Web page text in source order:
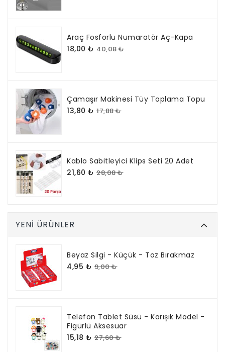
Araç Fosforlu Numaratör Aç-Kapa
18,00 ₺ 40,08 ₺
Çamaşır Makinesi Tüy Toplama Topu
13,80 ₺ 17,88 ₺
Kablo Sabitleyici Klips Seti 20 Adet
21,60 ₺ 28,08 ₺
YENI ÜRÜNLER
Beyaz Silgi - Küçük - Toz Bırakmaz
4,95 ₺ 9,00 ₺
Telefon Tablet Süsü - Karışık Model -
Figürlü Aksesuar
15,18 ₺ 27,60 ₺